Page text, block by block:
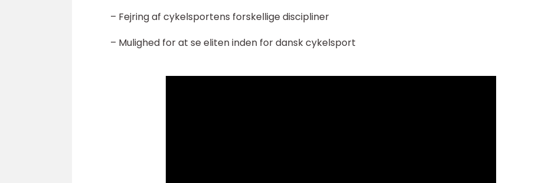
– Fejring af cykelsportens forskellige discipliner
– Mulighed for at se eliten inden for dansk cykelsport